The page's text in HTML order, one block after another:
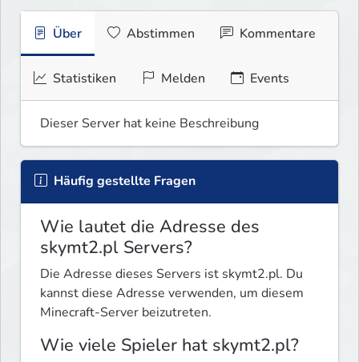
Über Abstimmen Kommentare
Statistiken Melden Events
Dieser Server hat keine Beschreibung
Häufig gestellte Fragen
Wie lautet die Adresse des
skymt2.pl Servers?
Die Adresse dieses Servers ist skymt2.pl. Du
kannst diese Adresse verwenden, um diesem
Minecraft-Server beizutreten.
Wie viele Spieler hat skymt2.pl?